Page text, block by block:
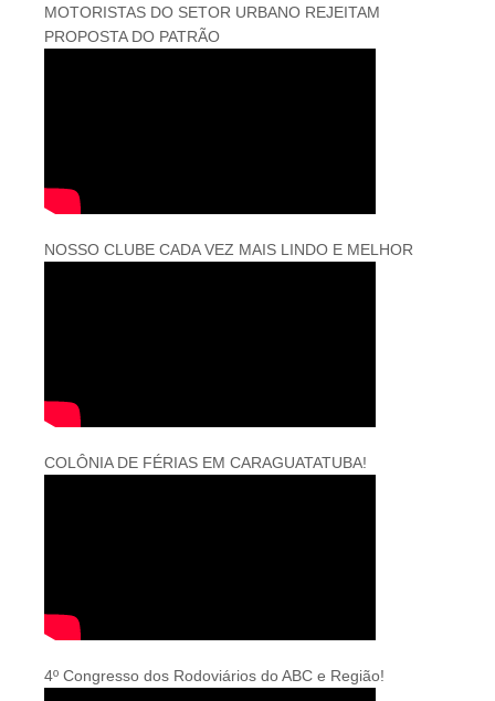
MOTORISTAS DO SETOR URBANO REJEITAM
PROPOSTA DO PATRÃO
NOSSO CLUBE CADA VEZ MAIS LINDO E MELHOR
COLÔNIA DE FÉRIAS EM CARAGUATATUBA!
4º Congresso dos Rodoviários do ABC e Região!